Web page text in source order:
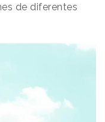
de diferentes